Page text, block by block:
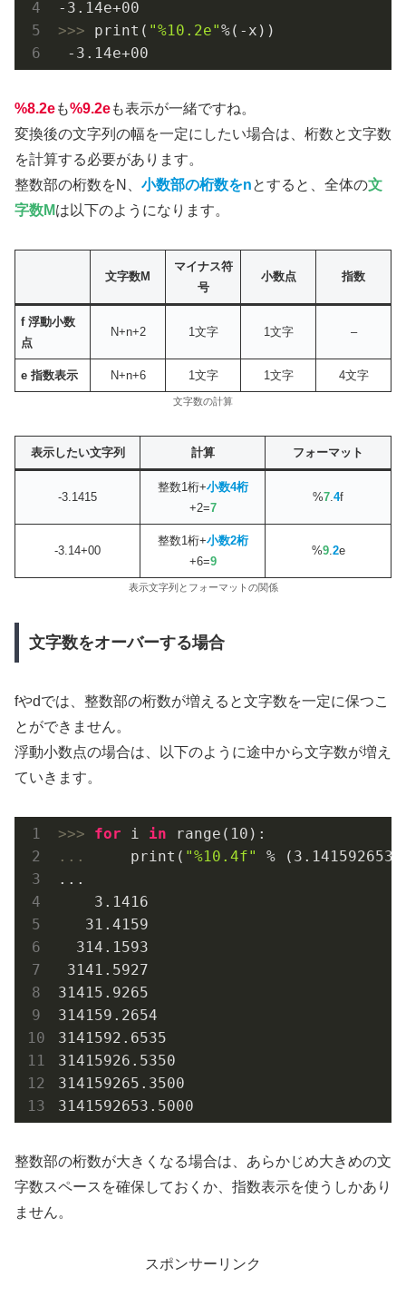
-3.14e+00
>>> print( "%10.2e"%(-x))
-3.14e+00
%8.2eも%9.2eも表示が一緒ですね。
変換後の文字列の幅を一定にしたい場合は、桁数と文字数
を計算する必要があります。
整数部の桁数をN、 小数部の桁数をnとすると、全体の文
字数Mは以下のようになります。
文字数M
マイナス符
号
小数点 指数
f 浮動小数
点
N+n+2 1文字 1文字 –
e 指数表示 N+n+6 1文字 1文字 4文字
文字数の計算
表示したい文字列 計算 フォーマット
-3.1415
整数1桁+小数4桁
+2=7
%7.4f
-3.14+00
整数1桁+小数2桁
+6=9
%9.2e
表示文字列とフォーマットの関係
文字数をオーバーする場合
fやdでは、整数部の桁数が増えると文字数を一定に保つこ
とができません。
浮動小数点の場合は、以下のように途中から文字数が増え
ていきます。
>>> for i in range( 10
...
    print(
"%10.4f" % ( 3.1415926535
...
3.1416
31.4159
314.1593
3141.5927
31415.9265
314159.2654
3141592.6535
31415926.5350
314159265.3500
3141592653.5000
整数部の桁数が大きくなる場合は、あらかじめ大きめの文
字数スペースを確保しておくか、指数表示を使うしかあり
ません。
スポンサーリンク